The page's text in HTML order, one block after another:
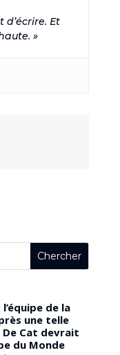
d’écrire. Et
»
de la
une telle
Cat devrait
du Monde